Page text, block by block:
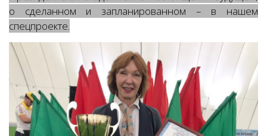
о сделанном и запланированном – в нашем
спецпроекте.